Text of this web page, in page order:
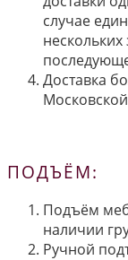
случае
нескольких
Доставка
ПОДЪЁМ:
Подъём
наличии
Ручной